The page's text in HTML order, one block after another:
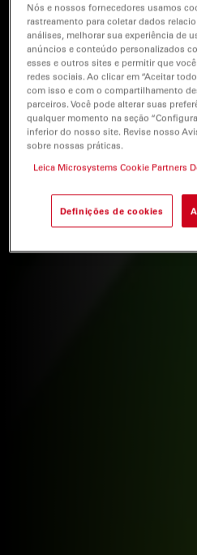
Nós e nossos fornecedores usamos
rastreamento para coletar dados
análises, melhorar sua experiência de
anúncios e conteúdo personalizados
esses e outros sites e permitir que
redes sociais. Ao clicar em “Aceitar
com isso e com o compartilhamento
parceiros. Você pode alterar suas
qualquer momento na seção
inferior do nosso site. Revise nosso
sobre nossas práticas.
Leica Microsystems Cookie Partners
Definições de cookies